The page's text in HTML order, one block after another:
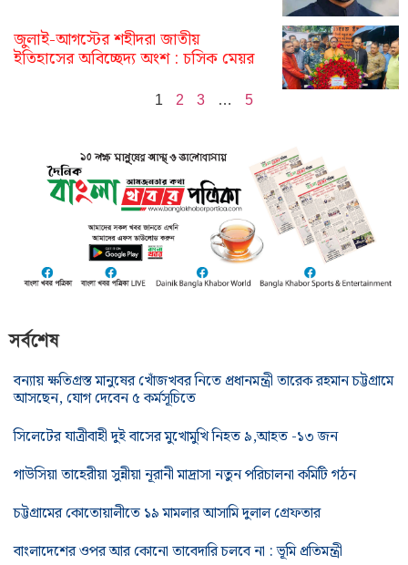
জুলাই-আগস্টের শহীদরা জাতীয়
ইতিহাসের অবিচ্ছেদ্য অংশ : চসিক মেয়র
1 2 3 … 5
সর্বশেষ
বন্যায় ক্ষতিগ্রস্ত মানুষের খোঁজখবর নিতে প্রধানমন্ত্রী তারেক রহমান চট্টগ্রামে
আসছেন, যোগ দেবেন ৫ কর্মসূচিতে
সিলেটের যাত্রীবাহী দুই বাসের মুখোমুখি নিহত ৯,আহত -১৩ জন
গাউসিয়া তাহেরীয়া সুন্নীয়া নূরানী মাদ্রাসা নতুন পরিচালনা কমিটি গঠন
চট্টগ্রামের কোতোয়ালীতে ১৯ মামলার আসামি দুলাল গ্রেফতার
বাংলাদেশের ওপর আর কোনো তাবেদারি চলবে না : ভূমি প্রতিমন্ত্রী